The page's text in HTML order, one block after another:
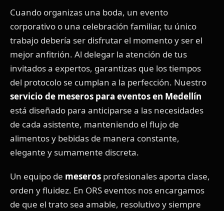
Cuando organizas una boda, un evento
corporativo o una celebración familiar, tu único
trabajo debería ser disfrutar el momento y ser el
mejor anfitrión. Al delegar la atención de tus
invitados a expertos, garantizas que los tiempos
del protocolo se cumplan a la perfección. Nuestro
servicio de meseros para eventos en Medellín
está diseñado para anticiparse a las necesidades
de cada asistente, manteniendo el flujo de
alimentos y bebidas de manera constante,
elegante y sumamente discreta.
Un equipo de meseros profesionales aporta clase,
orden y fluidez. En ORS eventos nos encargamos
de que el trato sea amable, resolutivo y siempre